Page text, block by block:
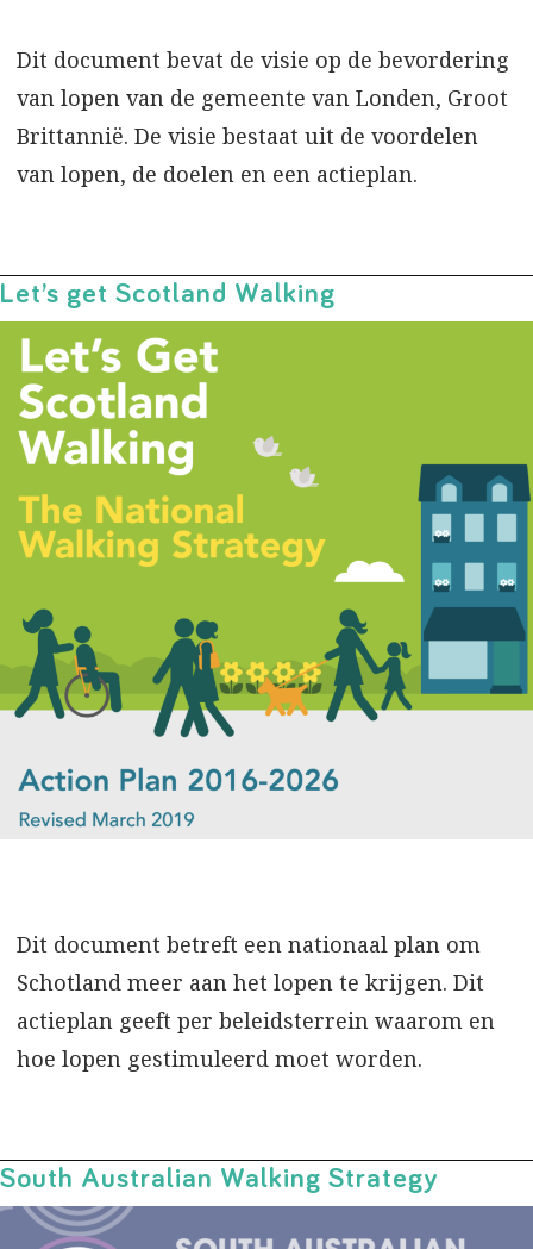
Dit document bevat de visie op de bevordering
van lopen van de gemeente van Londen, Groot
Brittannië. De visie bestaat uit de voordelen
van lopen, de doelen en een actieplan.
Let’s get Scotland Walking
Dit document betreft een nationaal plan om
Schotland meer aan het lopen te krijgen. Dit
actieplan geeft per beleidsterrein waarom en
hoe lopen gestimuleerd moet worden.
South Australian Walking Strategy